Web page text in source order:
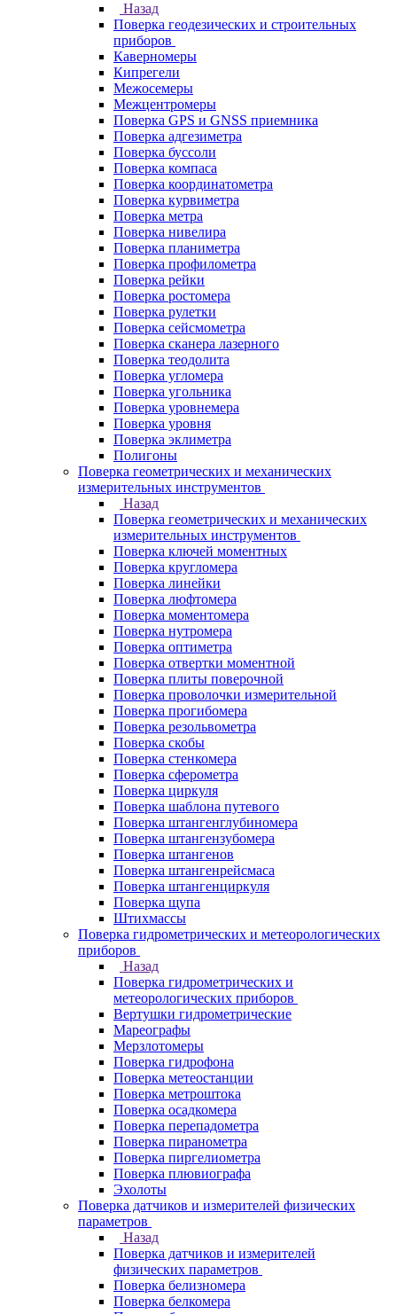
Назад
Поверка геодезических и строительных
приборов
Каверномеры
Кипрегели
Межосемеры
Межцентромеры
Поверка GPS и GNSS приемника
Поверка адгезиметра
Поверка буссоли
Поверка компаса
Поверка координатометра
Поверка курвиметра
Поверка метра
Поверка нивелира
Поверка планиметра
Поверка профилометра
Поверка рейки
Поверка ростомера
Поверка рулетки
Поверка сейсмометра
Поверка сканера лазерного
Поверка теодолита
Поверка угломера
Поверка угольника
Поверка уровнемера
Поверка уровня
Поверка эклиметра
Полигоны
Поверка геометрических и механических
измерительных инструментов
Назад
Поверка геометрических и механических
измерительных инструментов
Поверка ключей моментных
Поверка кругломера
Поверка линейки
Поверка люфтомера
Поверка моментомера
Поверка нутромера
Поверка оптиметра
Поверка отвертки моментной
Поверка плиты поверочной
Поверка проволочки измерительной
Поверка прогибомера
Поверка резольвометра
Поверка скобы
Поверка стенкомера
Поверка сферометра
Поверка циркуля
Поверка шаблона путевого
Поверка штангенглубиномера
Поверка штангензубомера
Поверка штангенов
Поверка штангенрейсмаса
Поверка штангенциркуля
Поверка щупа
Штихмассы
Поверка гидрометрических и метеорологических
приборов
Назад
Поверка гидрометрических и
метеорологических приборов
Вертушки гидрометрические
Мареографы
Мерзлотомеры
Поверка гидрофона
Поверка метеостанции
Поверка метроштока
Поверка осадкомера
Поверка перепадометра
Поверка пиранометра
Поверка пиргелиометра
Поверка плювиографа
Эхолоты
Поверка датчиков и измерителей физических
параметров
Назад
Поверка датчиков и измерителей
физических параметров
Поверка белизномера
Поверка белкомера